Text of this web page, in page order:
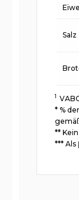
Salz
1
* %
**
***